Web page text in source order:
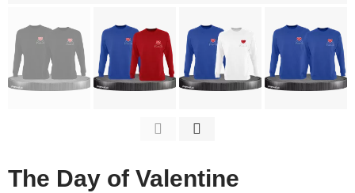
The Day of Valentine